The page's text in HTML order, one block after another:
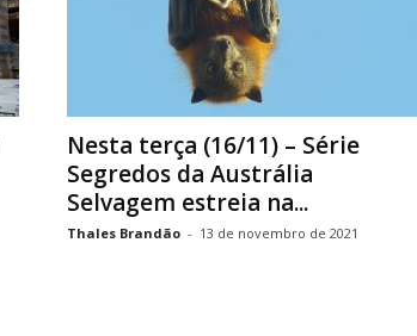
Nesta terça (16/11) – Série
Segredos da Austrália
Selvagem estreia na...
Thales Brandão - 13 de novembro de 2021